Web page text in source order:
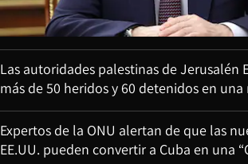
Las autoridades palestinas de Jerusalén
más de 50 heridos y 60 detenidos en
Expertos de la ONU alertan de que las
EE.UU. pueden convertir a Cuba en una